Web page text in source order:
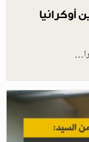
أوكرانيا